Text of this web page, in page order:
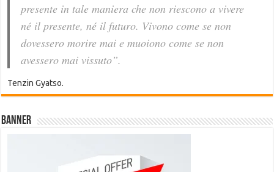
presente in tale maniera che non riescono a vivere
né il presente, né il futuro. Vivono come se non
dovessero morire mai e muoiono come se non
avessero mai vissuto”.
Tenzin Gyatso.
Banner